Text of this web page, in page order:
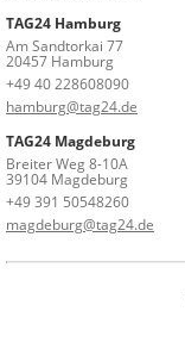
TAG24 Hamburg
Am Sandtorkai 77
20457 Hamburg
+49 40 228608090
hamburg@tag24.de
TAG24 Magdeburg
Breiter Weg 8-10A
39104 Magdeburg
+49 391 50548260
magdeburg@tag24.de